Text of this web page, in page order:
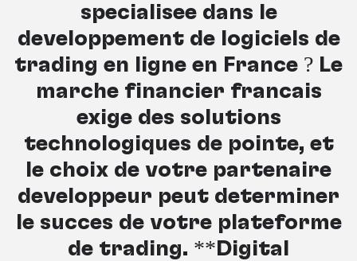
spécialisée dans le
développement de logiciels de
trading en ligne en France ? Le
marché financier français
exige des solutions
technologiques de pointe, et
le choix de votre partenaire
développeur peut déterminer
le succès de votre plateforme
de trading. **Digital